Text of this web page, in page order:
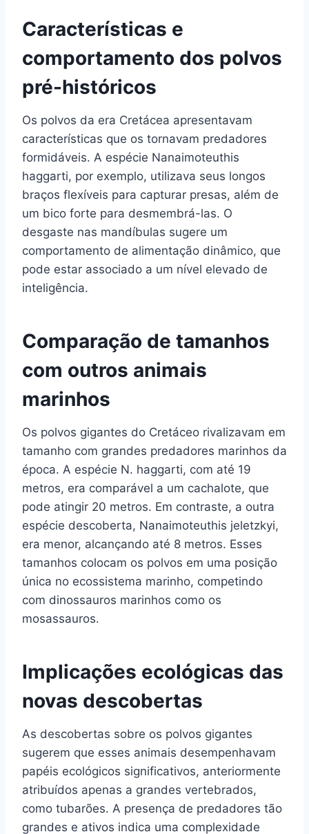
Características e
comportamento dos polvos
pré-históricos
Os polvos da era Cretácea apresentavam
características que os tornavam predadores
formidáveis. A espécie Nanaimoteuthis
haggarti, por exemplo, utilizava seus longos
braços flexíveis para capturar presas, além de
um bico forte para desmembrá-las. O
desgaste nas mandíbulas sugere um
comportamento de alimentação dinâmico, que
pode estar associado a um nível elevado de
inteligência.
Comparação de tamanhos
com outros animais
marinhos
Os polvos gigantes do Cretáceo rivalizavam em
tamanho com grandes predadores marinhos da
época. A espécie N. haggarti, com até 19
metros, era comparável a um cachalote, que
pode atingir 20 metros. Em contraste, a outra
espécie descoberta, Nanaimoteuthis jeletzkyi,
era menor, alcançando até 8 metros. Esses
tamanhos colocam os polvos em uma posição
única no ecossistema marinho, competindo
com dinossauros marinhos como os
mosassauros.
Implicações ecológicas das
novas descobertas
As descobertas sobre os polvos gigantes
sugerem que esses animais desempenhavam
papéis ecológicos significativos, anteriormente
atribuídos apenas a grandes vertebrados,
como tubarões. A presença de predadores tão
grandes e ativos indica uma complexidade